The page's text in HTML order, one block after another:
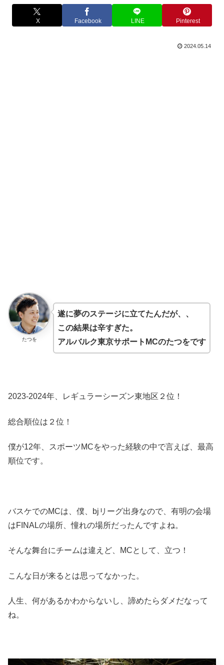
X Facebook LINE Pinterest
2024.05.14
たつを
遂に夢のステージに立てたんだが、、
この結果は辛すぎた。
アルバルク東京サポートMCのたつをです
2023-2024年、レギュラーシーズン東地区２位！
総合順位は２位！
僕が12年、スポーツMCをやった経験の中で言えば、最高
順位です。
バスケでのMCは、僕、bjリーグ出身なので、有明の会場
はFINALの場所、憧れの場所だったんですよね。
そんな舞台にチームは違えど、MCとして、立つ！
こんな日が来るとは思ってなかった。
人生、何があるかわからないし、諦めたらダメだなって
ね。